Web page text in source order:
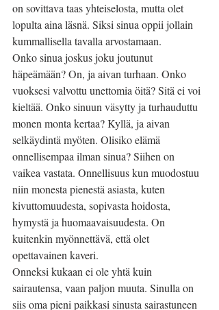
on sovittava taas yhteiselosta, mutta olet
lopulta aina läsnä. Siksi sinua oppii jollain
kummallisella tavalla arvostamaan.
Onko sinua joskus joku joutunut
häpeämään? On, ja aivan turhaan. Onko
vuoksesi valvottu unettomia öitä? Sitä ei voi
kieltää. Onko sinuun väsytty ja turhauduttu
monen monta kertaa? Kyllä, ja aivan
selkäydintä myöten. Olisiko elämä
onnellisempaa ilman sinua? Siihen on
vaikea vastata. Onnellisuus kun muodostuu
niin monesta pienestä asiasta, kuten
kivuttomuudesta, sopivasta hoidosta,
hymystä ja huomaavaisuudesta. On
kuitenkin myönnettävä, että olet
opettavainen kaveri.
Onneksi kukaan ei ole yhtä kuin
sairautensa, vaan paljon muuta. Sinulla on
siis oma pieni paikkasi sinusta sairastuneen